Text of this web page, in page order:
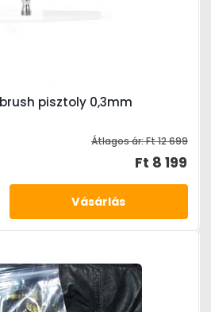
pisztoly 0,3mm
Átlagos ár:Ft 12 699
Ft 8 199